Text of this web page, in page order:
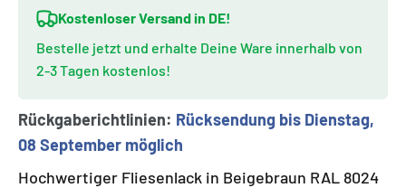
Kostenloser Versand in DE!
Bestelle jetzt und erhalte Deine Ware innerhalb von
2-3 Tagen kostenlos!
Rückgaberichtlinien: Rücksendung bis Dienstag,
08 September möglich
Hochwertiger Fliesenlack in Beigebraun RAL 8024